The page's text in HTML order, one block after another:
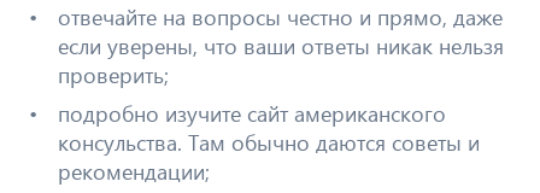
отвечайте на вопросы честно и прямо, даже
если уверены, что ваши ответы никак нельзя
проверить;
подробно изучите сайт американского
консульства. Там обычно даются советы и
рекомендации;